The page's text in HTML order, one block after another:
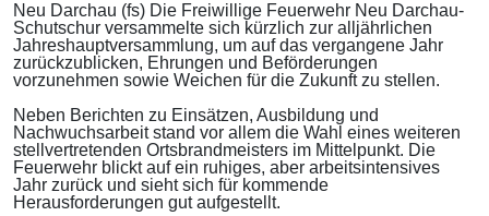
Neu Darchau (fs) Die Freiwillige Feuerwehr Neu Darchau-
Schutschur versammelte sich kürzlich zur alljährlichen
Jahreshauptversammlung, um auf das vergangene Jahr
zurückzublicken, Ehrungen und Beförderungen
vorzunehmen sowie Weichen für die Zukunft zu stellen.
Neben Berichten zu Einsätzen, Ausbildung und
Nachwuchsarbeit stand vor allem die Wahl eines weiteren
stellvertretenden Ortsbrandmeisters im Mittelpunkt. Die
Feuerwehr blickt auf ein ruhiges, aber arbeitsintensives
Jahr zurück und sieht sich für kommende
Herausforderungen gut aufgestellt.